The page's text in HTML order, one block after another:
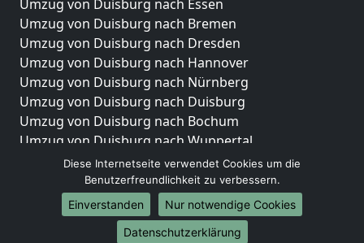
Umzug von Duisburg nach Essen
Umzug von Duisburg nach Bremen
Umzug von Duisburg nach Dresden
Umzug von Duisburg nach Hannover
Umzug von Duisburg nach Nürnberg
Umzug von Duisburg nach Duisburg
Umzug von Duisburg nach Bochum
Umzug von Duisburg nach Wuppertal
Umzug von Duisburg nach Bielefeld
Umzug von Duisburg nach Bonn
Umzug von Duisburg nach Münster
Internationale-Umzüge
Diese Internetseite verwendet Cookies um die
Benutzerfreundlichkeit zu verbessern.
Einverstanden
Nur notwendige Cookies
Datenschutzerklärung